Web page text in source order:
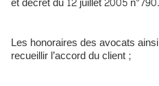
Les honoraires des avocats
recueillir l’accord du client ;